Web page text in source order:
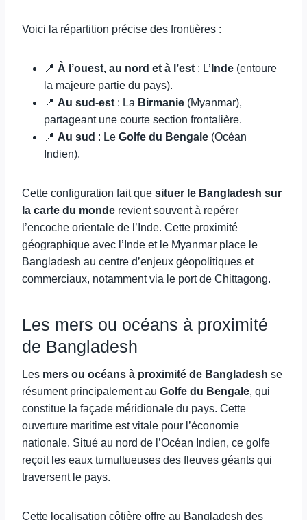
Voici la répartition précise des frontières :
📍 À l’ouest, au nord et à l’est : L’ Inde (entoure
la majeure partie du pays).
📍 Au sud-est : La Birmanie (Myanmar),
partageant une courte section frontalière.
📍 Au sud : Le Golfe du Bengale (Océan
Indien).
Cette configuration fait que situer le Bangladesh sur
la carte du monde revient souvent à repérer
l’encoche orientale de l’Inde. Cette proximité
géographique avec l’Inde et le Myanmar place le
Bangladesh au centre d’enjeux géopolitiques et
commerciaux, notamment via le port de Chittagong.
Les mers ou océans à proximité
de Bangladesh
Les mers ou océans à proximité de Bangladesh se
résument principalement au Golfe du Bengale, qui
constitue la façade méridionale du pays. Cette
ouverture maritime est vitale pour l’économie
nationale. Situé au nord de l’Océan Indien, ce golfe
reçoit les eaux tumultueuses des fleuves géants qui
traversent le pays.
Cette localisation côtière offre au Bangladesh des